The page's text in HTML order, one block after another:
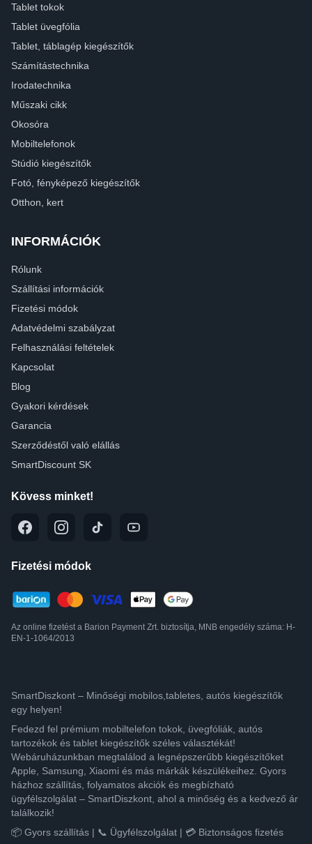
Tablet tokok
Tablet üvegfólia
Tablet, táblagép kiegészítők
Számítástechnika
Irodatechnika
Műszaki cikk
Okosóra
Mobiltelefonok
Stúdió kiegészítők
Fotó, fényképező kiegészítők
Otthon, kert
INFORMÁCIÓK
Rólunk
Szállítási információk
Fizetési módok
Adatvédelmi szabályzat
Felhasználási feltételek
Kapcsolat
Blog
Gyakori kérdések
Garancia
Szerződéstől való elállás
SmartDiscount SK
Kövess minket!
Fizetési módok
Az online fizetést a Barion Payment Zrt. biztosítja, MNB engedély száma: H-
EN-1-1064/2013
SmartDiszkont – Minőségi mobilos,tabletes, autós kiegészítők
egy helyen!
Fedezd fel prémium mobiltelefon tokok, üvegfóliák, autós
tartozékok és tablet kiegészítők széles választékát!
Webáruházunkban megtalálod a legnépszerűbb kiegészítőket
Apple, Samsung, Xiaomi és más márkák készülékeihez. Gyors
házhoz szállítás, folyamatos akciók és megbízható
ügyfélszolgálat – SmartDiszkont, ahol a minőség és a kedvező ár
találkozik!
📦 Gyors szállítás | 📞 Ügyfélszolgálat | 💳 Biztonságos fizetés